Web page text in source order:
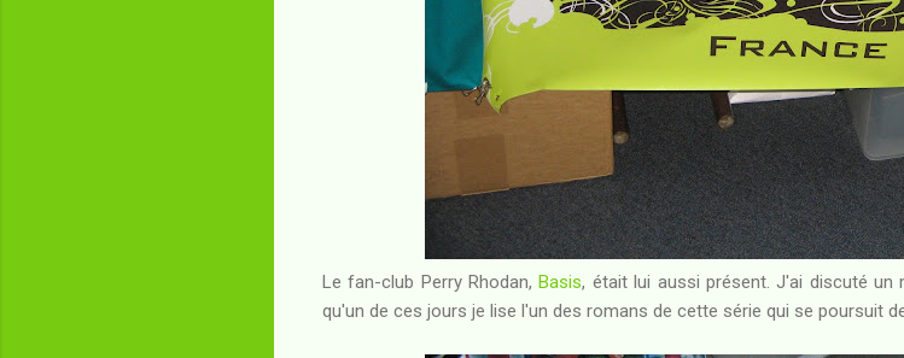
Le fan-club Perry Rhodan,Basis, était lui aussi présent. J'ai discuté
qu'un de ces jours je lise l'un des romans de cette série qui se poursuit